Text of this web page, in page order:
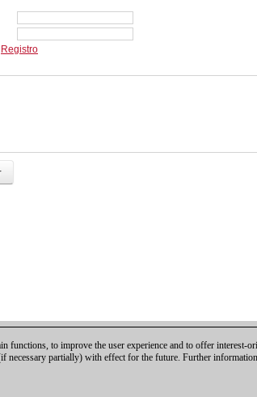
Registro
functions, to improve the user experience and to offer
necessary partially) with effect for the future. Further